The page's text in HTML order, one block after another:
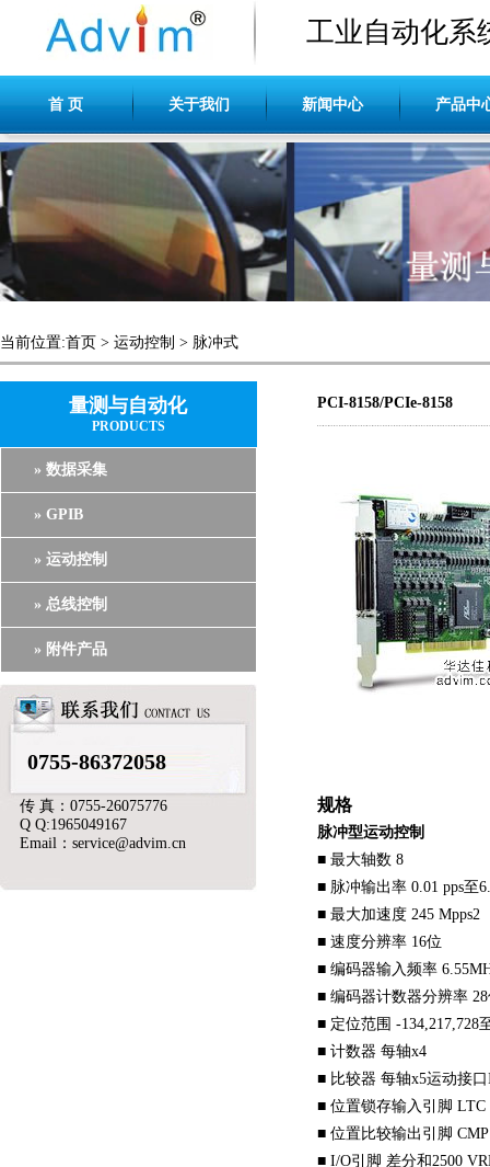
工业自动化系
首 页 关于我们 新闻中心 产品中
当前位置:首页 > 运动控制 > 脉冲式
量测与自动化
PRODUCTS
» 数据采集
» GPIB
» 运动控制
» 总线控制
» 附件产品
0755-86372058
传 真：0755-26075776
Q Q:1965049167
Email：service@advim.cn
PCI-8158/PCIe-8158
规格
脉冲型运动控制
■ 最大轴数 8
■ 脉冲输出率 0.01 pps至
■ 最大加速度 245 Mpps2
■ 速度分辨率 16位
■ 编码器输入频率
■ 编码器计数器分辨率
■ 定位范围 -134,217,728
■ 计数器 每轴x4
■ 比较器 每轴x5运动接
■ 位置锁存输入引脚 LTC
■ 位置比较输出引脚 CMP
■ I/O引脚 差分和2500